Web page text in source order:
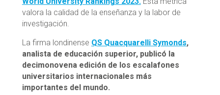
valora la calidad de la enseñanza y la labor de
investigación.
La firma londinense QS Quacquarelli Symonds,
analista de educación superior, publicó la
decimonovena edición de los escalafones
universitarios internacionales más
importantes del mundo.